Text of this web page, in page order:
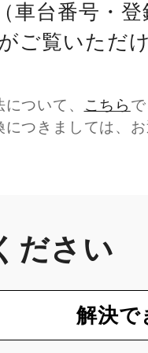
車台番号・
ご覧いただけ
ついて、 こちら
つきましては、
ださい
解決で